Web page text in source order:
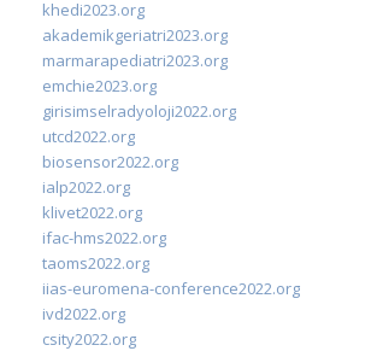
khedi2023.org
akademikgeriatri2023.org
marmarapediatri2023.org
emchie2023.org
girisimselradyoloji2022.org
utcd2022.org
biosensor2022.org
ialp2022.org
klivet2022.org
ifac-hms2022.org
taoms2022.org
iias-euromena-conference2022.org
ivd2022.org
csity2022.org